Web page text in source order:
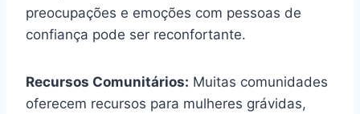
preocupações e emoções com pessoas de
confiança pode ser reconfortante.
Recursos Comunitários: Muitas comunidades
oferecem recursos para mulheres grávidas,